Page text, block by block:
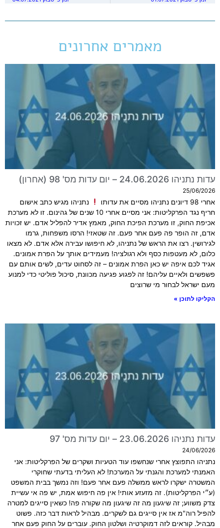
מאמרים אחרונים
עדות נתניהו 24.06.2026 – יום עדות מס' 98 (אחרון)
25/06/2026
אחרי 98 דיונים נתניהו מסיים את עדותו
נתניהו מגיש כתב אישום
חריף נגד הפרקליטות: אני מסיים אחרי 10 שנים של גהינום. זו לא מערכת
אכיפת החוק, זו מערכת הפיכת החוק, מאמץ אדיר להפליל אדם. יש זכויות
אדם, זה הופר פה פעם אחר פעם. זה שטאזי! הרסו משפחות, גרמו
לגירושין. רצו את הראש של נתניהו, לא חיפושו עבירה אלא אדם. לא מצאו
כלום, לא מעטפות כסף ולא רגולציה! מעמידים אותך על הפרת אמונים.
אגיד לכם איפה יש כאן הפרת אמונים – זה לסחוט עדים, לשים אותם עם
פשפשים ולאיים עליהם! זה לפגוע פגיעה מכוונת, סיכול פוליטי כדי למנוע
מעם ישראל לבחור מי שרוצים
הקליקו לתוכן »
עדות נתניהו 23.06.2026 – יום עדות מס' 97
24/06/2026
נתניהו התפוצץ אחרי שנחשפו עוד הטעיות ושקרים של הפרקליטות: אני
האמנתי למערכת והגנתי על המערכת! לא העליתי בדעתי שחוקרי
המשטרה ישקרו לראש ממשלה פעם אחר פעם! וזה נמשך בבית המשפט
(ע״י הפרקליטות). זה מזעזע אותי! אין פה חיפוש אמת, יש פה אי עשיית
צדק משווע; זה שיגעון מה זה שיגעון מה שקורה פה! כשאין סייגים למטרה
להפיל רוה"מ אז אין סייגים גם לשקרים. מבהיל לראות דבר כזה. פשוט
מבהיל. קוראים לזה דמוקרטיה ושלטון החוק. עוברים על החוק פעם אחר